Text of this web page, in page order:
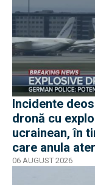
Incidente
dronă cu
ucrainean, în
care anula
06 AUGUST 2026